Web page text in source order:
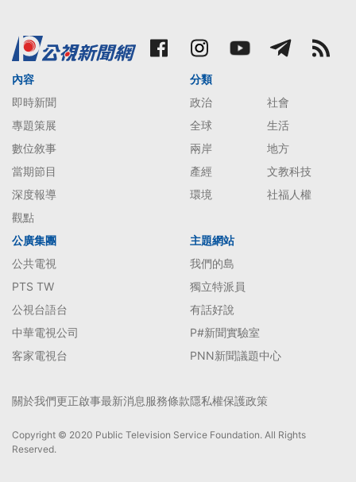
內容
即時新聞
專題策展
數位敘事
當期節目
深度報導
觀點
分類
政治
社會
全球
生活
兩岸
地方
產經
文教科技
環境
社福人權
公廣集團
公共電視
PTS TW
公視台語台
中華電視公司
客家電視台
主題網站
我們的島
獨立特派員
有話好說
P#新聞實驗室
PNN新聞議題中心
關於我們更正啟事最新消息服務條款隱私權保護政策
Copyright © 2020 Public Television Service Foundation. All Rights
Reserved.